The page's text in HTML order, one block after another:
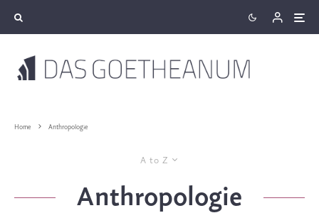
Home Anthropologie
A to Z
Anthropologie